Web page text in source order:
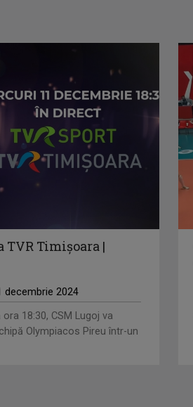
Timișoara |
decembrie 2024
18:30, CSM Lugoj va
Olympiacos Pireu într-un